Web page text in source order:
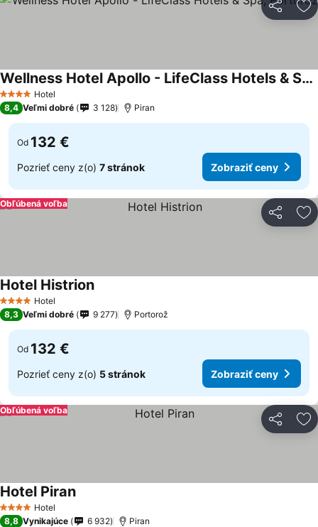
Zdieľať
4 Počet hviezdičiek
Hotel
Wellness Hotel Apollo - LifeClass Hotels & Spa, Portorož
8,4 Veľmi dobré 3 128 Piran
Od 132 €
Pozrieť ceny z(o) 7 stránok Zobraziť ceny
Zdieľať
Obľúbená voľba
4 Počet hviezdičiek
Hotel
Hotel Histrion
8,3 Veľmi dobré 9 277 Portorož
Od 132 €
Pozrieť ceny z(o) 5 stránok Zobraziť ceny
Zdieľať
Obľúbená voľba
4 Počet hviezdičiek
Hotel
Hotel Piran
8,8 Vynikajúce 6 932 Piran